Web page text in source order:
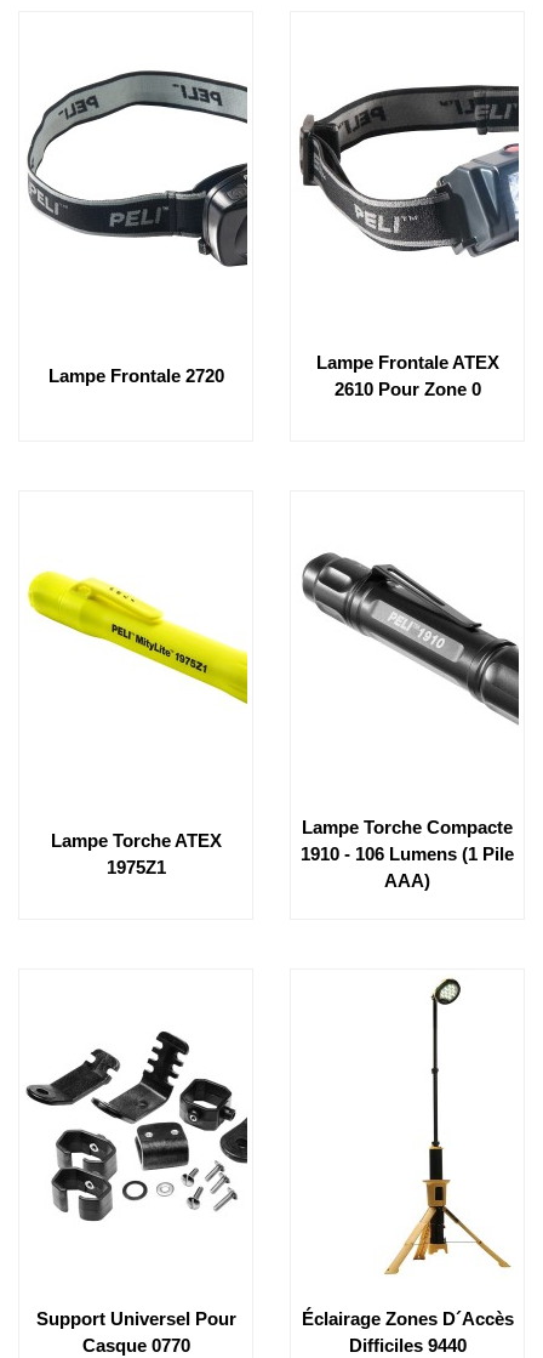
Lampe Frontale 2720
Lampe Frontale ATEX
2610 Pour Zone 0
Lampe Torche ATEX
1975Z1
Lampe Torche Compacte
1910 - 106 Lumens (1 Pile
AAA)
Support Universel Pour
Casque 0770
Éclairage Zones D´accès
Difficiles 9440